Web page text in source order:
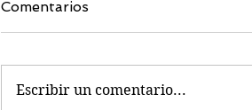
Comentarios
Escribir un comentario...